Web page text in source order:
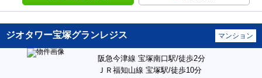
ジオタワー宝塚グランレジス マンション
阪急今津線 宝塚南口駅/徒歩2分
ＪＲ福知山線 宝塚駅/徒歩10分